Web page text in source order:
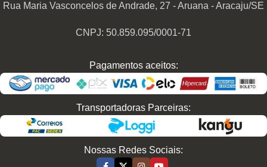
Rua Maria Vasconcelos de Andrade, 27 - Aruana - Aracaju/SE
CNPJ: 50.859.095/0001-71
Pagamentos aceitos:
Transportadoras Parceiras:
Nossas Redes Sociais: